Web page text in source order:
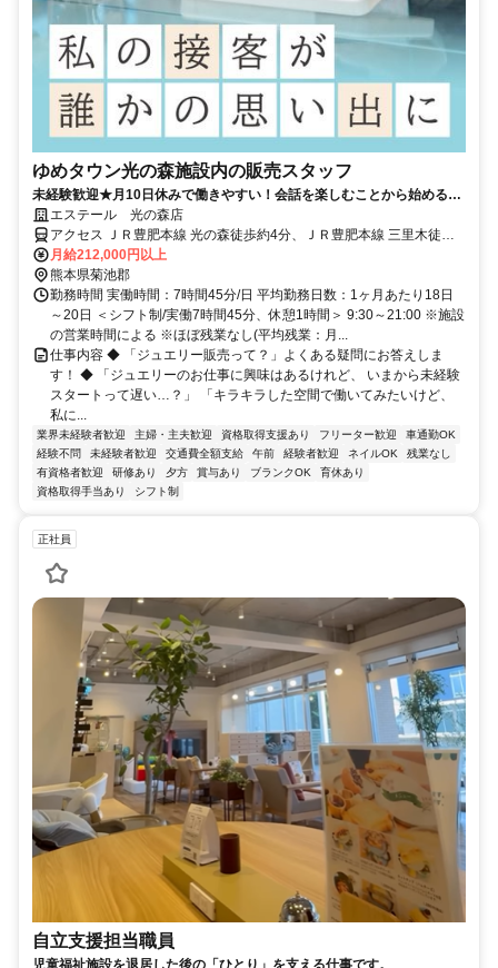
ゆめタウン光の森施設内の販売スタッフ
未経験歓迎★月10日休みで働きやすい！会話を楽しむことから始める販
売★女性活躍中★ほぼ残業なし！
エステール 光の森店
アクセス ＪＲ豊肥本線 光の森徒歩約4分、ＪＲ豊肥本線 三里木徒歩
約15分、ＪＲ豊肥本線 武蔵塚徒歩約26分 JR光の森駅 徒歩３分
月給212,000円以上
熊本県菊池郡
勤務時間 実働時間：7時間45分/日 平均勤務日数：1ヶ月あたり18日
～20日 ＜シフト制/実働7時間45分、休憩1時間＞ 9:30～21:00 ※施設
の営業時間による ※ほぼ残業なし(平均残業：月...
仕事内容 ◆ 「ジュエリー販売って？」よくある疑問にお答えしま
す！ ◆ 「ジュエリーのお仕事に興味はあるけれど、 いまから未経験
スタートって遅い…？」 「キラキラした空間で働いてみたいけど、
私に...
業界未経験者歓迎 主婦・主夫歓迎 資格取得支援あり フリーター歓迎
車通勤OK
経験不問
未経験者歓迎 交通費全額支給 午前 経験者歓迎 ネイルOK
残業なし
有資格者歓迎
研修あり 夕方 賞与あり ブランクOK
育休あり
資格取得手当あり
シフト制
正社員
自立支援担当職員